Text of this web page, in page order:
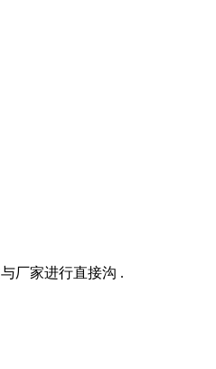
厂家进行直接沟 .